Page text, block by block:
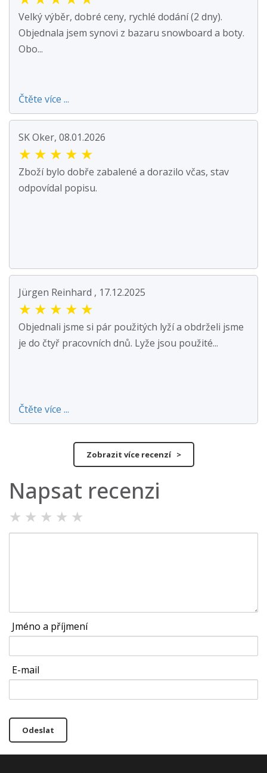
Velký výběr, dobré ceny, rychlé dodání (2 dny).
Objednala jsem synovi z bazaru snowboard a boty.
Obo...
Čtěte více ...
SK Oker, 08.01.2026
★ ★ ★ ★ ★
Zboží bylo dobře zabalené a dorazilo včas, stav
odpovídal popisu.
Jürgen Reinhard , 17.12.2025
★ ★ ★ ★ ★
Objednali jsme si pár použitých lyží a obdrželi jsme
je do čtyř pracovních dnů. Lyže jsou použité...
Čtěte více ...
Zobrazit více recenzí >
Napsat recenzi
★ ★ ★ ★ ★
Jméno a příjmení
E-mail
Odeslat